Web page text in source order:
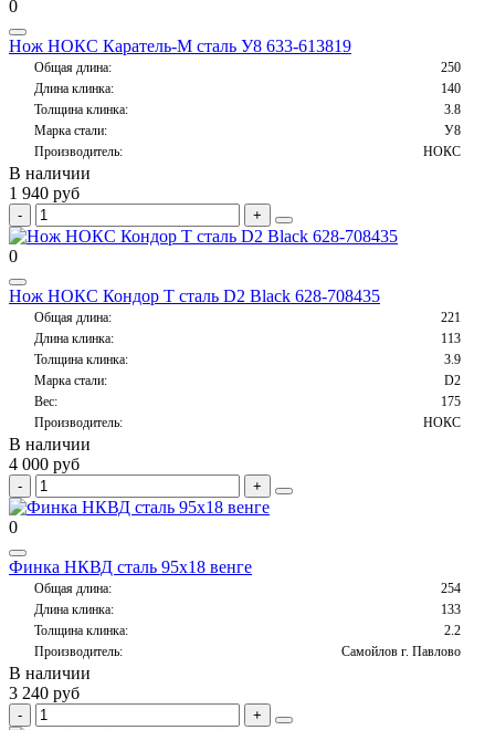
0
Нож НОКС Каратель-М сталь У8 633-613819
Общая длина:
250
Длина клинка:
140
Толщина клинка:
3.8
Марка стали:
У8
Производитель:
НОКС
В наличии
1 940 руб
0
Нож НОКС Кондор Т сталь D2 Black 628-708435
Общая длина:
221
Длина клинка:
113
Толщина клинка:
3.9
Марка стали:
D2
Вес:
175
Производитель:
НОКС
В наличии
4 000 руб
0
Финка НКВД сталь 95х18 венге
Общая длина:
254
Длина клинка:
133
Толщина клинка:
2.2
Производитель:
Самойлов г. Павлово
В наличии
3 240 руб